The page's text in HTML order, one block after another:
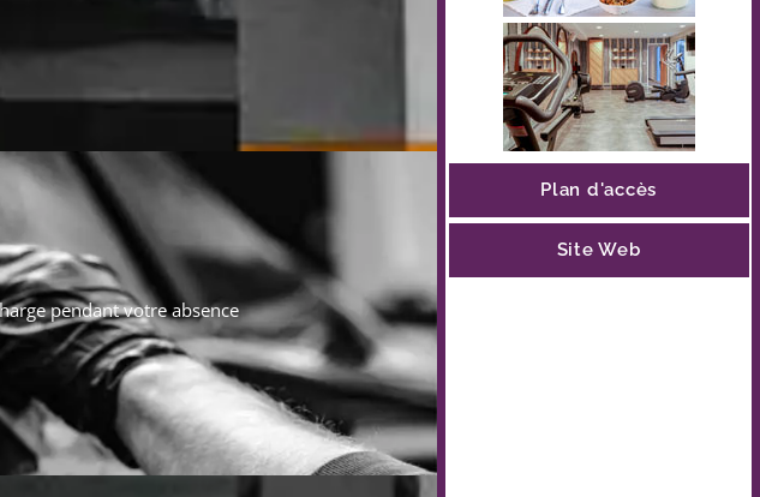
Plan d'accès
Site Web
pendant votre absence